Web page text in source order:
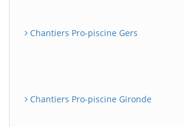
Chantiers Pro-piscine Gers
Chantiers Pro-piscine Gironde